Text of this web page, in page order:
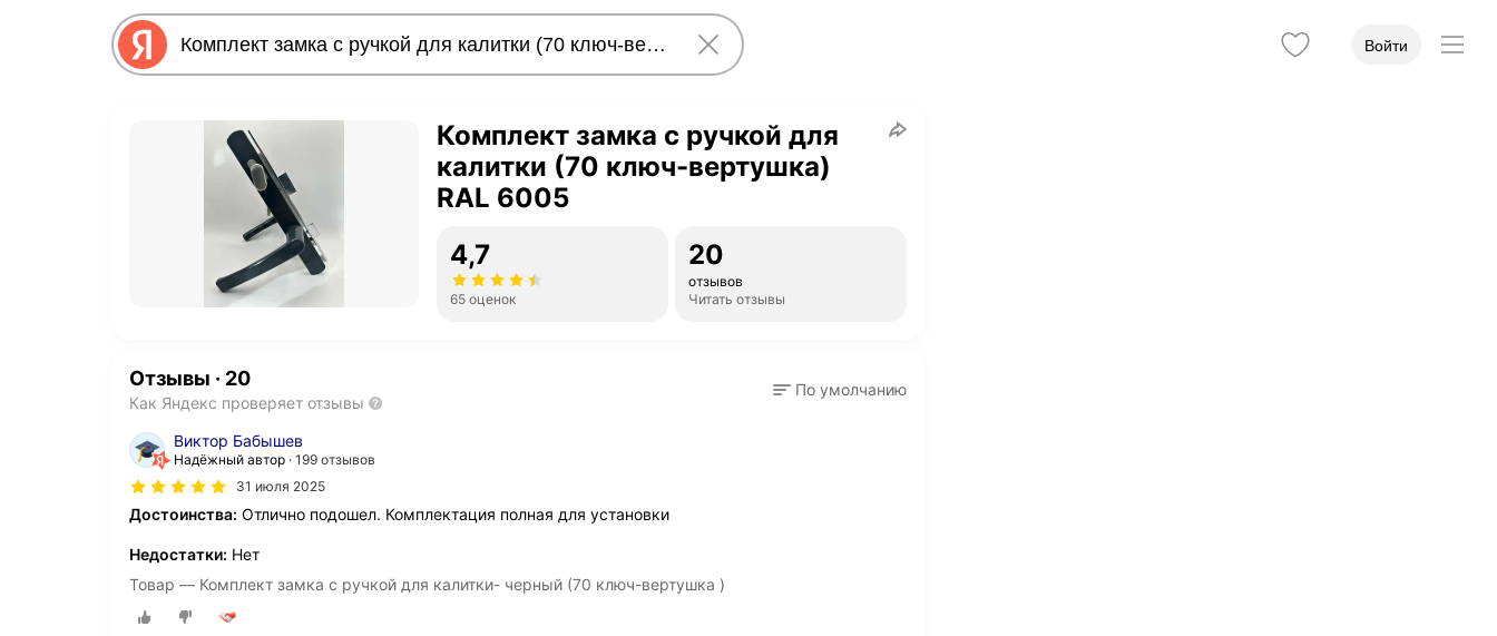
Войти
Комплект замка с ручкой для
калитки (70 ключ-вертушка)
RAL 6005
4,7
65 оценок
20
отзывов
Читать отзывы
Отзывы · 20
Как Яндекс проверяет отзывы
По умолчанию
Виктор Бабышев
Надёжный автор 199 отзывов
31 июля 2025
Достоинства: Отлично подошел. Комплектация полная для установки
Недостатки: Нет
Товар — Комплект замка с ручкой для калитки- черный (70 ключ-вертушка )